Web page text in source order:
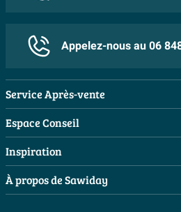
Appelez-nous au 06
Service Après-vente
FAQ
Commander
Payer
Livraison / retrait
Espace Conseil
Visite sur rendez-vous
Demandez votre devis
Planificateur 3D
Inspiration
Salles de bains complètes
Inspiration toilettes
À propos de Sawiday